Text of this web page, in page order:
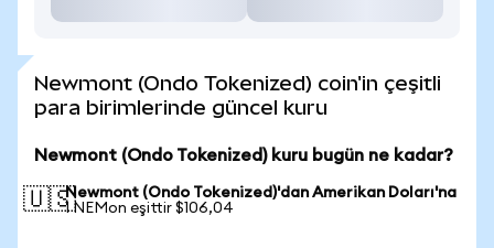
Newmont (Ondo Tokenized) coin'in çeşitli
para birimlerinde güncel kuru
Newmont (Ondo Tokenized) kuru bugün ne kadar?
🇺🇸Newmont (Ondo Tokenized)'dan Amerikan Doları'na
1 NEMon eşittir $106,04